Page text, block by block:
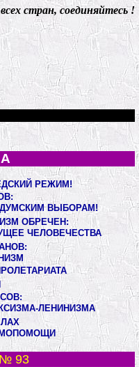
стран, соединяйтесь !
РЕЖИМ!
ДУМСКИМ ВЫБОРАМ!
ОБРЕЧЕН:
ЧЕЛОВЕЧЕСТВА
ЛЕНИНИЗМА
№ 93